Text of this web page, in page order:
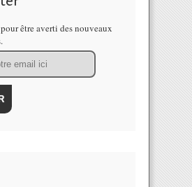
être averti des nouveaux